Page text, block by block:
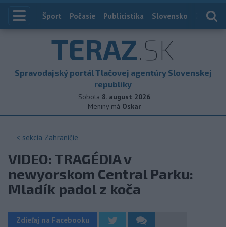
Index
Šport Počasie Publicistika Slovensko
TERAZ.SK
Spravodajský portál Tlačovej agentúry Slovenskej
republiky
Sobota 8. august 2026
Meniny má Oskar
< sekcia Zahraničie
VIDEO: TRAGÉDIA v
newyorskom Central Parku:
Mladík padol z koča
Zdieľaj na Facebooku